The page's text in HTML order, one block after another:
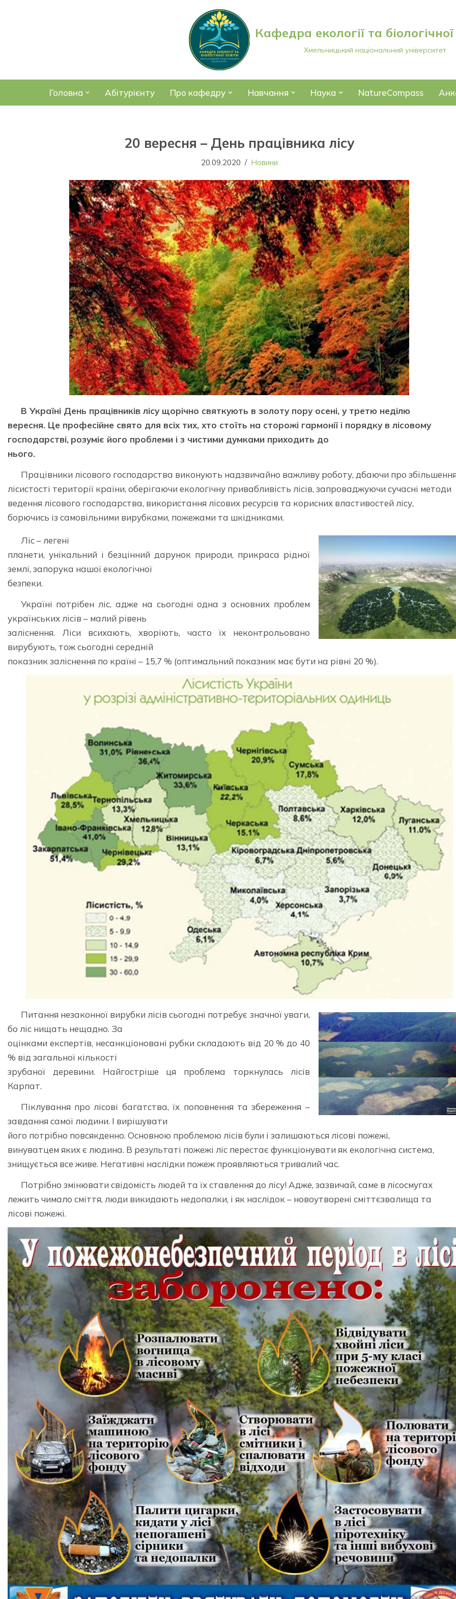
Кафедра екології та біологічної
Хмельницький національний університет
Головна Абітурієнту Про кафедру Навчання Наука NatureCompass
20 вересня – День працівника лісу
20.09.2020 Новини
В Україні День працівників лісу щорічно святкують в золоту пору осені, у третю неділю
вересня. Це професійне свято для всіх тих, хто стоїть на сторожі гармонії і порядку в лісовому
господарстві, розуміє його проблеми і з чистими думками приходить до
нього.
Працівники лісового господарства виконують надзвичайно важливу роботу, дбаючи про
лісистості території країни, оберігаючи екологічну привабливість лісів, запроваджуючи сучасні методи
ведення лісового господарства, використання лісових ресурсів та корисних властивостей лісу,
борючись із самовільними вирубками, пожежами та шкідниками.
Ліс – легені
планети, унікальний і безцінний дарунок природи, прикраса рідної
землі, запорука нашої екологічної
безпеки.
Україні потрібен ліс, адже на сьогодні одна з основних проблем
українських лісів – малий рівень
заліснення. Ліси всихають, хворіють, часто їх неконтрольовано
вирубують, тож сьогодні середній
показник заліснення по країні – 15,7 % (оптимальний показник має бути на рівні 20 %).
Питання незаконної вирубки лісів сьогодні потребує значної уваги,
бо ліс нищать нещадно. За
оцінками експертів, несанкціоновані рубки складають від 20 % до 40
% від загальної кількості
зрубаної деревини. Найгостріше ця проблема торкнулась лісів
Карпат.
Піклування про лісові багатства, їх поповнення та збереження –
завдання самої людини. І вирішувати
його потрібно повсякденно. Основною проблемою лісів були і залишаються лісові пожежі,
винуватцем яких є людина. В результаті пожежі ліс перестає функціонувати як екологічна система,
знищується все живе. Негативні наслідки пожеж проявляються тривалий час.
Потрібно змінювати свідомість людей та їх ставлення до лісу! Адже, зазвичай, саме в лісосмугах
лежить чимало сміття, люди викидають недопалки, і як наслідок – новоутворені сміттєзвалища та
лісові пожежі.